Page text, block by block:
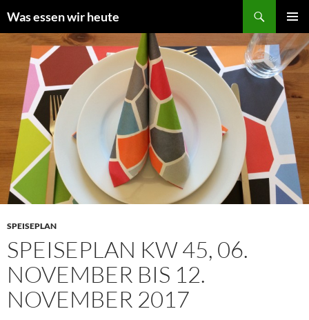
Inhalt
springen
Was essen wir heute
MENÜ
SPEISEPLAN
SPEISEPLAN KW 45, 06.
NOVEMBER BIS 12.
NOVEMBER 2017